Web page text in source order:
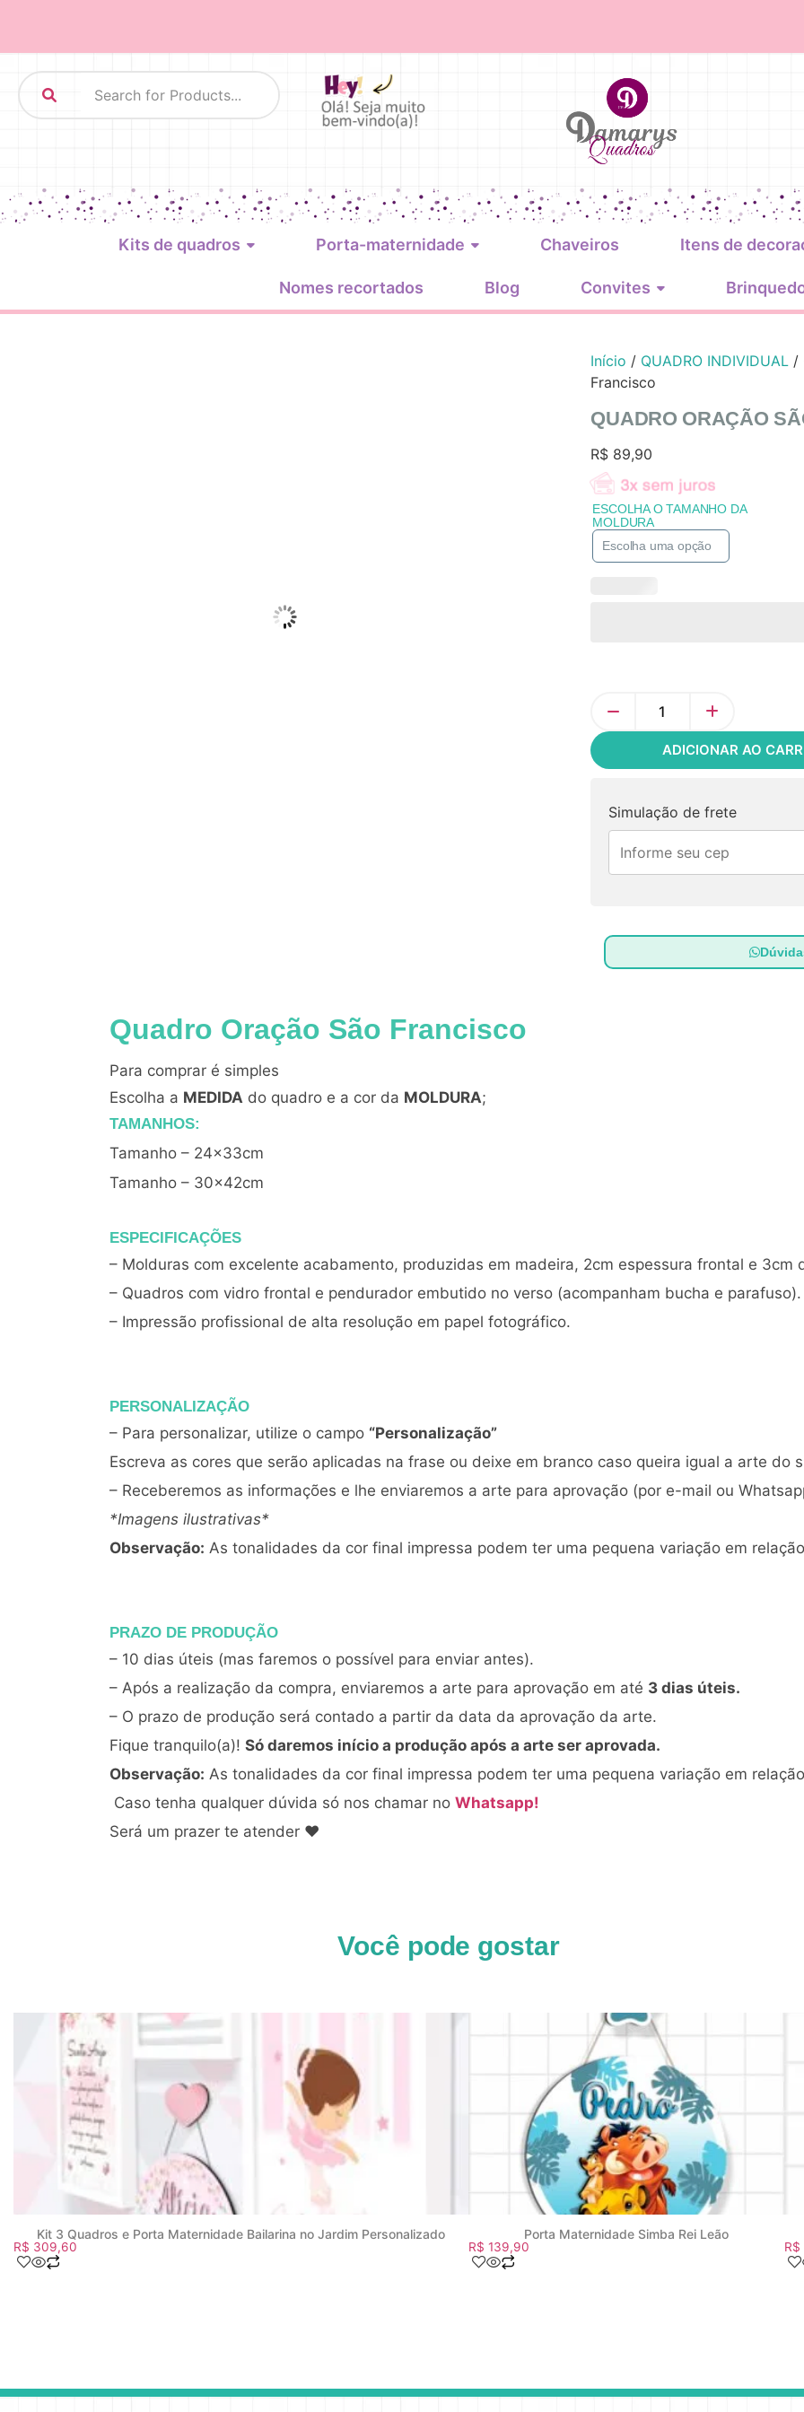
Kits de quadros Porta-maternidade Chaveiros Itens de
Nomes recortados Blog Convites
Início / QUADRO INDIVIDUAL /
Francisco
QUADRO ORAÇÃO
R$ 89,90
ESCOLHA O TAMANHO DA
MOLDURA
ADICIONAR AO
Simulação de frete
Quadro Oração São Francisco
Para comprar é simples
Escolha a MEDIDA do quadro e a cor da MOLDURA;
TAMANHOS:
Tamanho – 24x33cm
Tamanho – 30x42cm
ESPECIFICAÇÕES
– Molduras com excelente acabamento, produzidas em madeira, 2cm espessura frontal e 3cm
– Quadros com vidro frontal e pendurador embutido no verso (acompanham bucha e parafuso).
– Impressão profissional de alta resolução em papel fotográfico.
PERSONALIZAÇÃO
– Para personalizar, utilize o campo “Personalização”
Escreva as cores que serão aplicadas na frase ou deixe em branco caso queira igual a arte do
– Receberemos as informações e lhe enviaremos a arte para aprovação (por e-mail ou
*Imagens ilustrativas*
Observação: As tonalidades da cor final impressa podem ter uma pequena variação em
PRAZO DE PRODUÇÃO
– 10 dias úteis (mas faremos o possível para enviar antes).
– Após a realização da compra, enviaremos a arte para aprovação em até 3 dias úteis.
– O prazo de produção será contado a partir da data da aprovação da arte.
Fique tranquilo(a)! Só daremos início a produção após a arte ser aprovada.
Observação: As tonalidades da cor final impressa podem ter uma pequena variação em
Caso tenha qualquer dúvida só nos chamar no Whatsapp!
Será um prazer te atender ♥
Você pode gostar
Kit 3 Quadros e Porta Maternidade Bailarina no Jardim Personalizado
R$ 309,60
Porta Maternidade Simba Rei Leão
R$ 139,90 R$